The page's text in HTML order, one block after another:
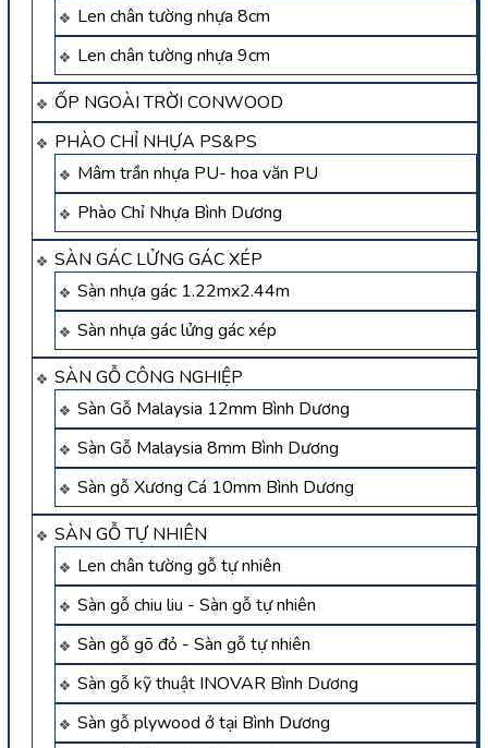
Len chân tường nhựa 8cm
Len chân tường nhựa 9cm
ỐP NGOÀI TRỜI CONWOOD
PHÀO CHỈ NHỰA PS&PS
Mâm trần nhựa PU- hoa văn PU
Phào Chỉ Nhựa Bình Dương
SÀN GÁC LỬNG GÁC XÉP
Sàn nhựa gác 1.22mx2.44m
Sàn nhựa gác lửng gác xép
SÀN GỖ CÔNG NGHIỆP
Sàn Gỗ Malaysia 12mm Bình Dương
Sàn Gỗ Malaysia 8mm Bình Dương
Sàn gỗ Xương Cá 10mm Bình Dương
SÀN GỖ TỰ NHIÊN
Len chân tường gỗ tự nhiên
Sàn gỗ chiu liu - Sàn gỗ tự nhiên
Sàn gỗ gõ đỏ - Sàn gỗ tự nhiên
Sàn gỗ kỹ thuật INOVAR Bình Dương
Sàn gỗ plywood ở tại Bình Dương